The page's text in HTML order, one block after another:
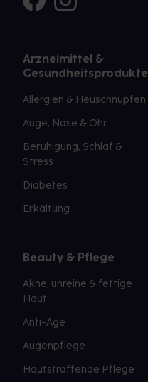
Arzneimittel &
Gesundheitsprodukte
Allergien & Heuschnupfen
Auge, Nase & Ohr
Beruhigung, Schlaf &
Stress
Diabetes
Erkältung
Beauty & Pflege
Akne, unreine & fettige
Haut
Anti-Age
Augenpflege
Hautstraffende Pflege